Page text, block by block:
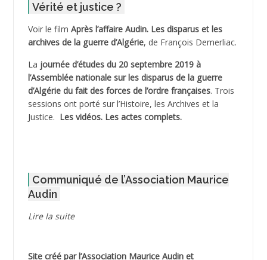
ADELIOUAT Vve AIT SAADA
ADJANI Khaled
ADJAOUT
ADNI Mohamed Akli
ADOUL Arab *
AGOULMINE
Vérité et justice ?
Voir le film Après l’affaire Audin. Les disparus et les
archives de la guerre d’Algérie, de François Demerliac.
La journée d’études du 20 septembre 2019 à
l’Assemblée nationale sur les disparus de la guerre
d’Algérie du fait des forces de l’ordre françaises. Trois
sessions ont porté sur l’Histoire, les Archives et la
Justice. Les vidéos. Les actes complets.
Communiqué de l’Association Maurice
Audin
Lire la suite
Site créé par l’Association Maurice Audinet